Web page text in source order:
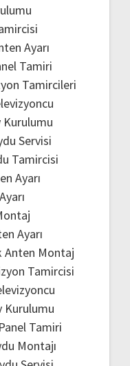
Ayarı
Tamiri
Tamircileri
Kurulumu
Servisi
Tamircisi
Ayarı
Ayarı
Anten Montaj
Tamircisi
Kurulumu
Tamiri
Montajı